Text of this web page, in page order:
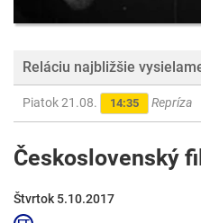
Reláciu najbližšie
Piatok 21.08. 14:35 Repríza
Československý
Štvrtok 5.10.2017